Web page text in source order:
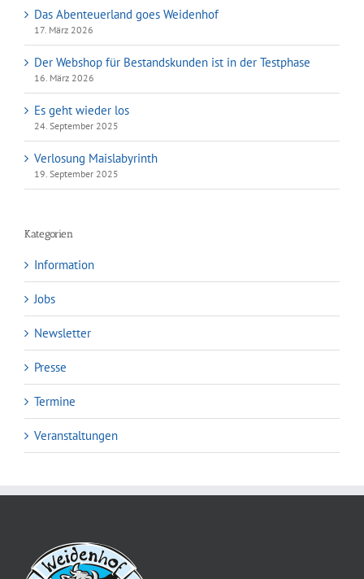
Das Abenteuerland goes Weidenhof
17. März 2026
Der Webshop für Bestandskunden ist in der Testphase
16. März 2026
Es geht wieder los
24. September 2025
Verlosung Maislabyrinth
19. September 2025
Kategorien
Information
Jobs
Newsletter
Presse
Termine
Veranstaltungen